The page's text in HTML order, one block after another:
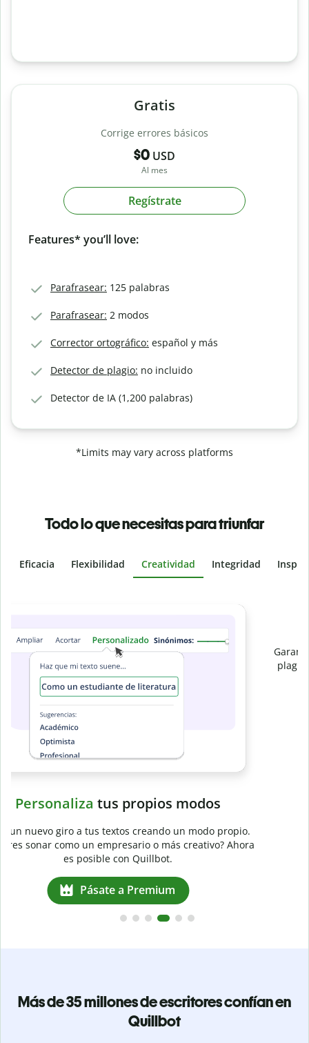
Gratis
Corrige errores básicos
$0 USD
Al mes
Regístrate
Features* you’ll love:
Parafrasear: 125 palabras
Parafrasear: 2 modos
Corrector ortográfico: español y más
Detector de plagio: no incluido
Detector de IA (1,200 palabras)
*Limits may vary across platforms
Todo lo que necesitas para triunfar
Eficacia Flexibilidad Creatividad Integridad
Garantiza textos totalmente originales con el detector de
plagio. Analiza tu trabajo en segundos e identifica citas
omitidas en cualquier idioma.
Más de 35 millones de escritores confían en
Quillbot